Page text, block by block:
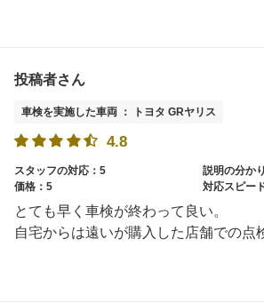
投稿者さん
車検を実施した車両 ： トヨタ GRヤリス
4.8
スタッフの対応：5
説明の分か
価格：5
対応スピー
とても早く車検が終わって良い。
自宅からは遠いが購入した店舗での点